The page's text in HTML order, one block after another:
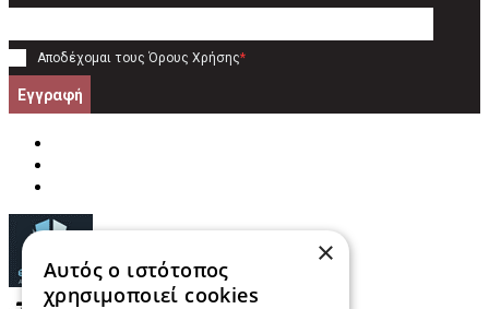
Αποδέχομαι τους Όρους Χρήσης*
Εγγραφή
×
Αυτός ο ιστότοπος
χρησιμοποιεί cookies